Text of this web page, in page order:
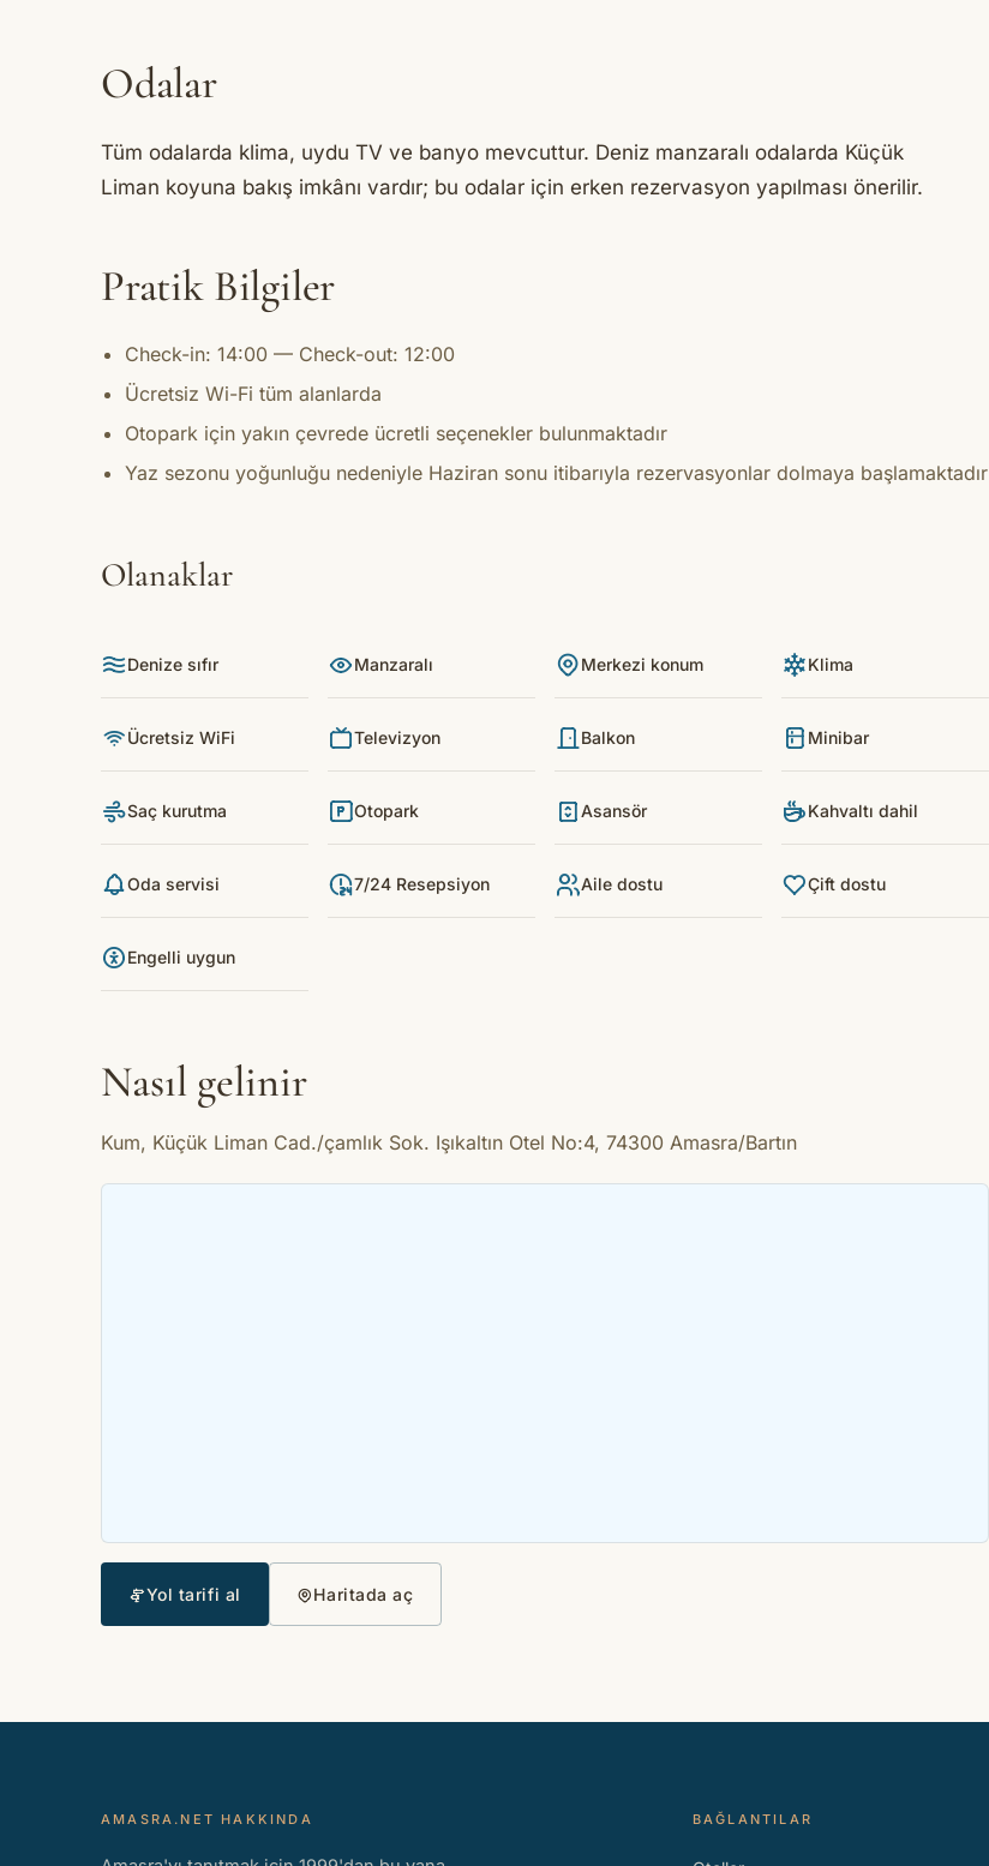
Odalar
Tüm odalarda klima, uydu TV ve banyo mevcuttur. Deniz manzaralı odalarda Küçük
Liman koyuna bakış imkânı vardır; bu odalar için erken rezervasyon yapılması önerilir.
Pratik Bilgiler
Check-in: 14:00 — Check-out: 12:00
Ücretsiz Wi-Fi tüm alanlarda
Otopark için yakın çevrede ücretli seçenekler bulunmaktadır
Yaz sezonu yoğunluğu nedeniyle Haziran sonu itibarıyla rezervasyonlar dolmaya başlamaktadır
Olanaklar
Denize sıfır Manzaralı Merkezi konum Klima
Ücretsiz WiFi Televizyon Balkon Minibar
Saç kurutma Otopark Asansör Kahvaltı dahil
Oda servisi 7/24 Resepsiyon Aile dostu Çift dostu
Engelli uygun
Nasıl gelinir
Kum, Küçük Liman Cad./çamlık Sok. Işıkaltın Otel No:4, 74300 Amasra/Bartın
Yol tarifi al Haritada aç
AMASRA.NET HAKKINDA BAĞLANTILAR